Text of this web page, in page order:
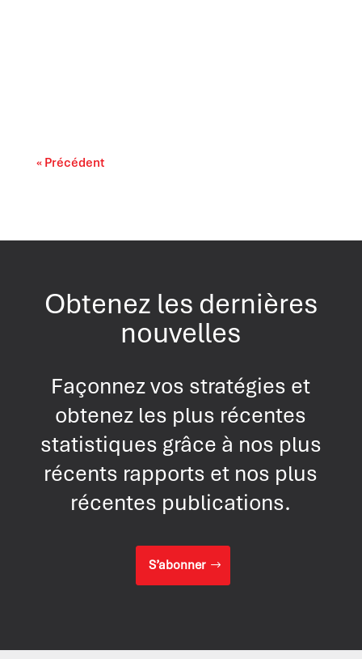
« Précédent
Obtenez les dernières
nouvelles
Façonnez vos stratégies et
obtenez les plus récentes
statistiques grâce à nos plus
récents rapports et nos plus
récentes publications.
S’abonner